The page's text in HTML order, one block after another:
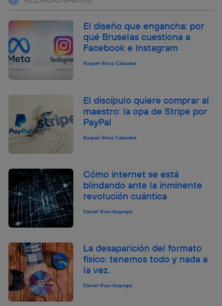
El diseño que engancha: por
qué Bruselas cuestiona a
Facebook e Instagram
Raquel Roca Cabades
El discípulo quiere comprar al
maestro: la opa de Stripe por
PayPal
Raquel Roca Cabades
Cómo internet se está
blindando ante la inminente
revolución cuántica
Daniel Ruiz-Gopegui
La desaparición del formato
físico: tenemos todo y nada a
la vez.
Daniel Ruiz-Gopegui